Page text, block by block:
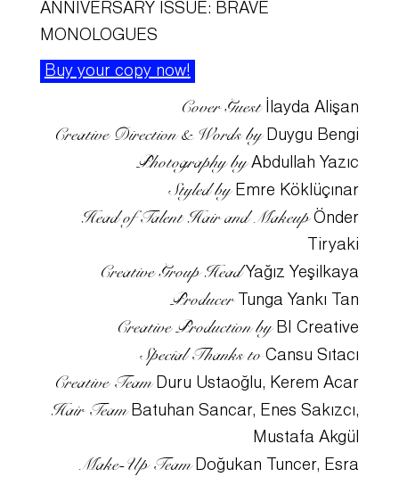
ANNIVERSARY ISSUE: BRAVE
MONOLOGUES
Buy your copy now!
Cover Guestİlayda Alişan
Creative Direction & Words by Duygu Bengi
Photography byAbdullah Yazıc
Styled byEmre Köklüçınar
Head of Talent Hair and Makeup Önder
Tiryaki
Creative Group HeadYağız Yeşilkaya
Producer Tunga Yankı Tan
Creative Production byBI Creative
Special Thanks toCansu Sıtacı
Creative Team Duru Ustaoğlu, Kerem Acar
Hair Team Batuhan Sancar, Enes Sakızcı,
Mustafa Akgül
Make-Up Team Doğukan Tuncer, Esra